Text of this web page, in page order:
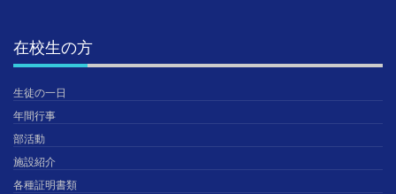
在校生の方
生徒の一日
年間行事
部活動
施設紹介
各種証明書類